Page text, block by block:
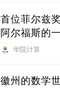
首位菲尔兹
阿尔福斯的
华院计算
徽州的数学